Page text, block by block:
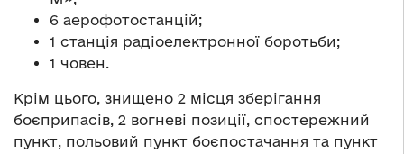
6 аерофотостанцій;
1 станція радіоелектронної боротьби;
1 човен.
Крім цього, знищено 2 місця зберігання
боєприпасів, 2 вогневі позиції, спостережний
пункт, польовий пункт боєпостачання та пункт